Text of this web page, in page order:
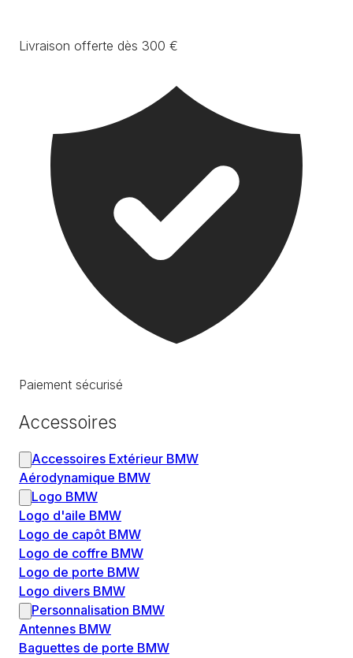
Livraison offerte dès 300 €
Paiement sécurisé
Accessoires
Accessoires Extérieur BMW
Aérodynamique BMW
Logo BMW
Logo d'aile BMW
Logo de capôt BMW
Logo de coffre BMW
Logo de porte BMW
Logo divers BMW
Personnalisation BMW
Antennes BMW
Baguettes de porte BMW